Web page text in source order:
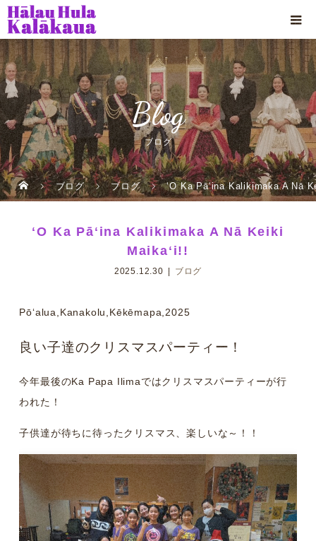
Blog
ブログ
ブログ ブログ ʻO Ka Pāʻina Kalikimaka A Nā
ʻO Ka Pāʻina Kalikimaka A Nā Keiki
Maikaʻi!!
2025.12.30 ブログ
Pōʻalua,Kanakolu,Kēkēmapa,2025
良い子達のクリスマスパーティー！
今年最後のKa Papa Ilimaではクリスマスパーティーが行
われた！
子供達が待ちに待ったクリスマス、楽しいな～！！